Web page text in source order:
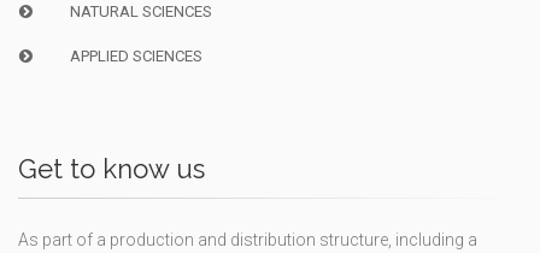
NATURAL SCIENCES
APPLIED SCIENCES
Get to know us
As part of a production and distribution structure, including a